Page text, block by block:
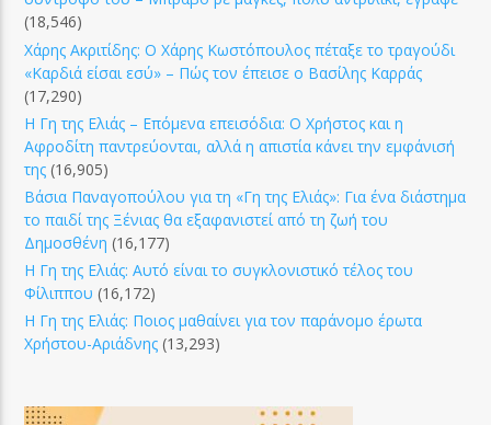
(18,546)
Χάρης Ακριτίδης: Ο Χάρης Κωστόπουλος πέταξε το τραγούδι
«Καρδιά είσαι εσύ» – Πώς τον έπεισε ο Βασίλης Καρράς
(17,290)
Η Γη της Ελιάς – Επόμενα επεισόδια: Ο Χρήστος και η
Αφροδίτη παντρεύονται, αλλά η απιστία κάνει την εμφάνισή
της (16,905)
Βάσια Παναγοπούλου για τη «Γη της Ελιάς»: Για ένα διάστημα
το παιδί της Ξένιας θα εξαφανιστεί από τη ζωή του
Δημοσθένη (16,177)
Η Γη της Ελιάς: Αυτό είναι το συγκλονιστικό τέλος του
Φίλιππου (16,172)
Η Γη της Ελιάς: Ποιος μαθαίνει για τον παράνομο έρωτα
Χρήστου-Αριάδνης (13,293)